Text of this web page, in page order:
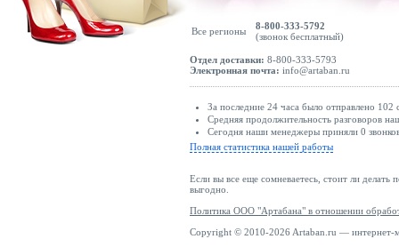
Все регионы
8-800-333-5792
(звонок бесплатный)
Отдел доставки: 8-800-333-5793
Электронная почта: info@artaban.ru
За последние 24 часа было отправлено
Средняя продолжительность разговоров
Сегодня наши менеджеры приняли 0
Полная статистика нашей работы
Если вы все еще сомневаетесь, стоит ли делать
выгодно.
Политика ООО "Артабана" в отношении
Copyright © 2010-2026 Artaban.ru — интернет-